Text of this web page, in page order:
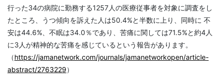
行った34の病院に勤務する1257人の医療従事者を対象に調査をし
たところ、うつ傾向を訴えた人は50.4%と半数に上り、同時に 不
安は44.6%、不眠は34.0％であり、苦痛に関しては71.5%と約4人
に3人が精神的な苦痛を感じているという報告があります。
（https://jamanetwork.com/journals/jamanetworkopen/article-
abstract/2763229）